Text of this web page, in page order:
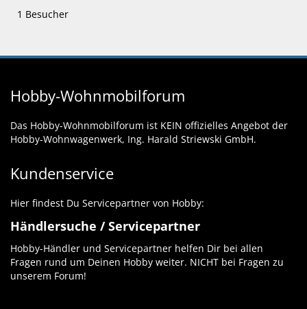
1 Besucher
Hobby-Wohnmobilforum
Das Hobby-Wohnmobilforum ist KEIN offizielles Angebot der
Hobby-Wohnwagenwerk, Ing. Harald Striewski GmbH.
Kundenservice
Hier findest Du Servicepartner von Hobby:
Händlersuche / Servicepartner
Hobby-Händler und Servicepartner helfen Dir bei allen
Fragen rund um Deinen Hobby weiter. NICHT bei Fragen zu
unserem Forum!